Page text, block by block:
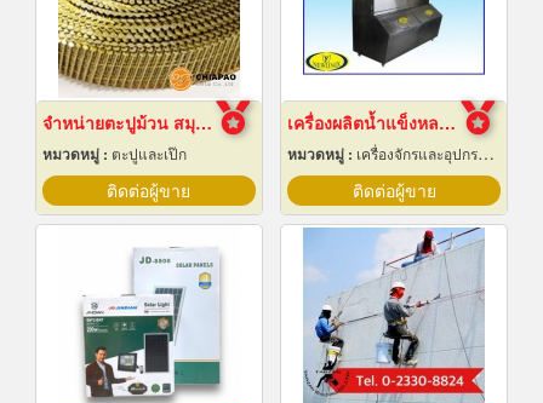
จำหน่ายตะปูม้วน สมุทรปราการ
หมวดหมู่ : ตะปูและเป๊ก
ติดต่อผู้ขาย
เครื่องผลิตน้ำแข็งหลอด เชียงใหม่
หมวดหมู่ : เครื่องจักรและอุปกรณ์ผลิตน้ำแข็ง
ติดต่อผู้ขาย